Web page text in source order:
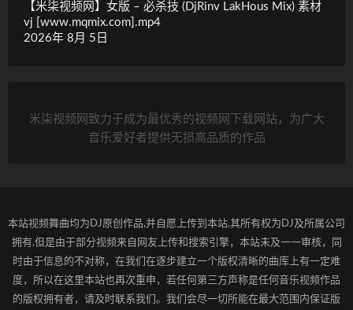
【米柒视频网】女版 – 必杀技 (DjRinv LakHous Mix) 素材
vj [www.mqmix.com].mp4
2026年 8月 5日
米柒视频网致力于成为最优秀的视频网下载网站，为广大
音乐爱好者提供无损高品质的作品
本站视频舞曲均为DJ原创作品,并自愿上传到本站,其所有权为DJ及所属公司
拥有,但是由于部分视频来自网友上传和搜索引擎，本站未及一一审核，同
时由于信息的不对称，在我们在逐步建立一个版权清晰的曲库上有一定难
度，所以在这里本站也再次重申，若任何第三方声称是任何音乐视频作品
的版权拥有者，请及时联系我们。我们会尽一切所能在最大范围内保证版